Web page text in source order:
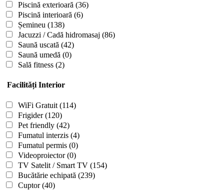
Piscină exterioară (36)
Piscină interioară (6)
Șemineu (138)
Jacuzzi / Cadă hidromasaj (86)
Saună uscată (42)
Saună umedă (0)
Sală fitness (2)
Facilități Interior
WiFi Gratuit (114)
Frigider(120)
Pet friendly (42)
Fumatul interzis (4)
Fumatul permis (0)
Videoproiector(0)
TV Satelit / Smart TV (154)
Bucătărie echipată (239)
Cuptor(40)